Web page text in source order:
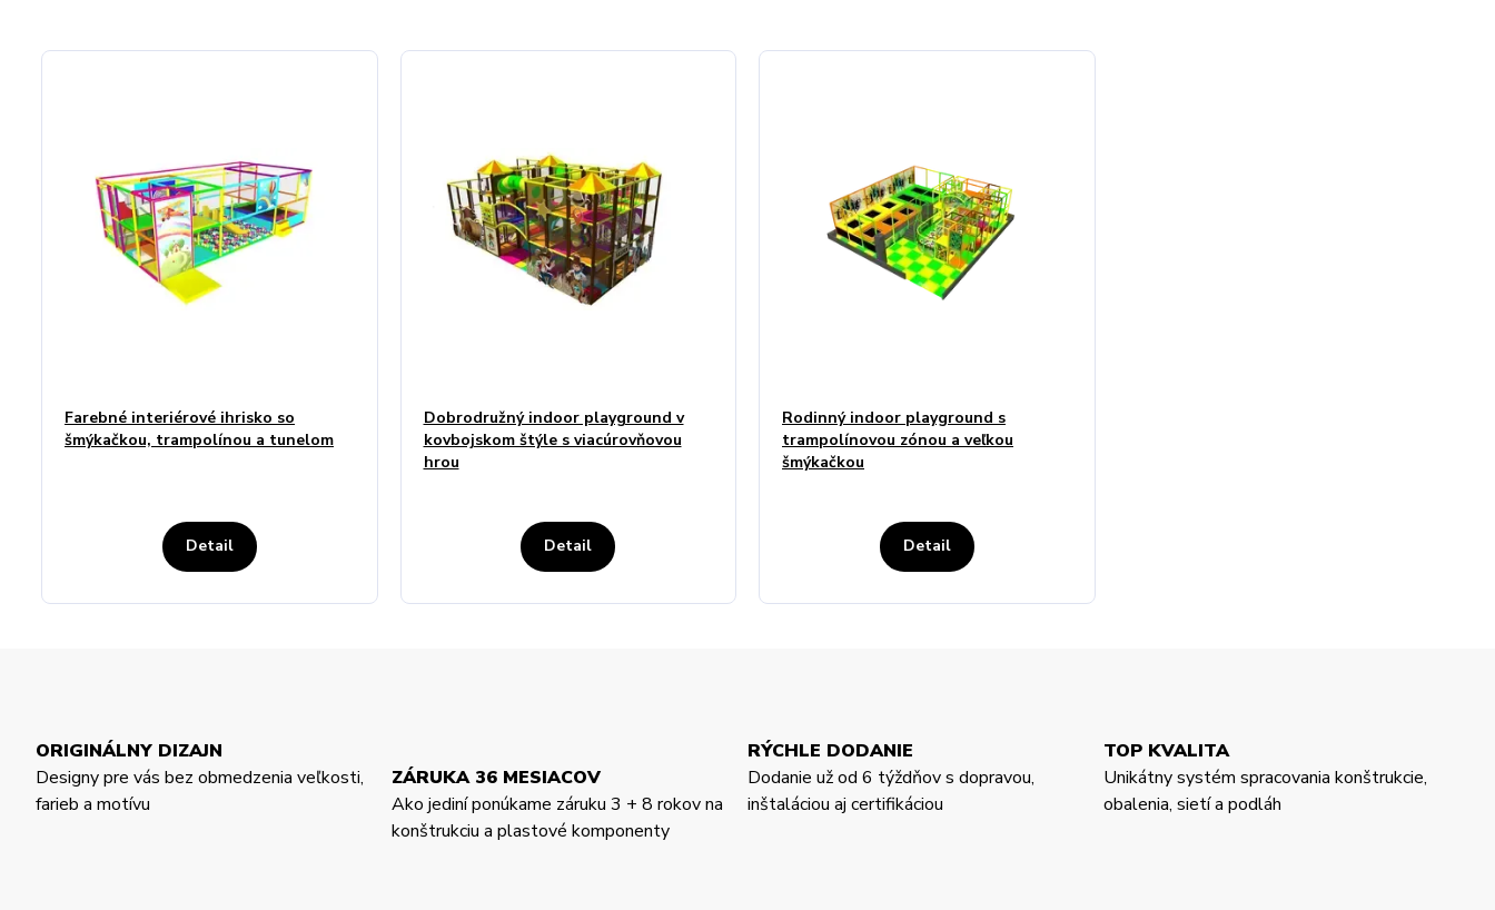
Farebné interiérové ihrisko so
šmýkačkou, trampolínou a tunelom
Detail
Dobrodružný indoor playground v
kovbojskom štýle s viacúrovňovou
hrou
Detail
Rodinný indoor playground s
trampolínovou zónou a veľkou
šmýkačkou
Detail
ORIGINÁLNY DIZAJN
Designy pre vás bez obmedzenia veľkosti,
farieb a motívu
ZÁRUKA 36 MESIACOV
Ako jediní ponúkame záruku 3 + 8 rokov na
konštrukciu a plastové komponenty
RÝCHLE DODANIE
Dodanie už od 6 týždňov s dopravou,
inštaláciou aj certifikáciou
TOP KVALITA
Unikátny systém spracovania konštrukcie,
obalenia, sietí a podláh